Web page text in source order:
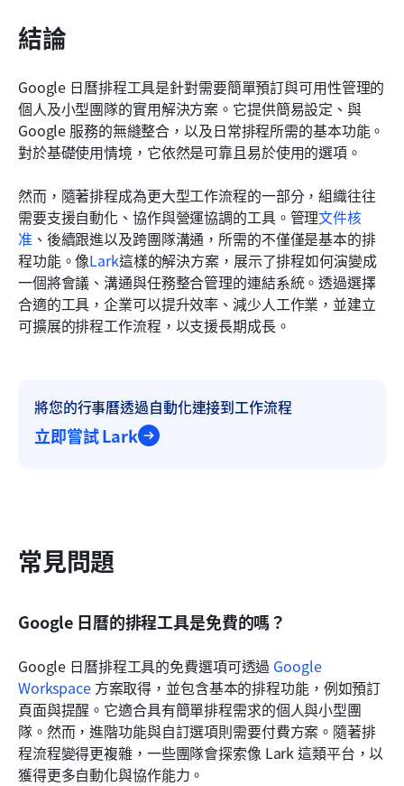
結論
Google 日曆排程工具是針對需要簡單預訂與可用性管理的
個人及小型團隊的實用解決方案。它提供簡易設定、與
Google 服務的無縫整合，以及日常排程所需的基本功能。
對於基礎使用情境，它依然是可靠且易於使用的選項。
然而，隨著排程成為更大型工作流程的一部分，組織往往
需要支援自動化、協作與營運協調的工具。管理文件核
准 、後續跟進以及跨團隊溝通，所需的不僅僅是基本的排
程功能。像Lark這樣的解決方案，展示了排程如何演變成
一個將會議、溝通與任務整合管理的連結系統。透過選擇
合適的工具，企業可以提升效率、減少人工作業，並建立
可擴展的排程工作流程，以支援長期成長。
將您的行事曆透過自動化連接到工作流程
立即嘗試 Lark
常見問題
Google 日曆的排程工具是免費的嗎？
Google 日曆排程工具的免費選項可透過 Google
Workspace 方案取得，並包含基本的排程功能，例如預訂
頁面與提醒。它適合具有簡單排程需求的個人與小型團
隊。然而，進階功能與自訂選項則需要付費方案。隨著排
程流程變得更複雜，一些團隊會探索像 Lark 這類平台，以
獲得更多自動化與協作能力。